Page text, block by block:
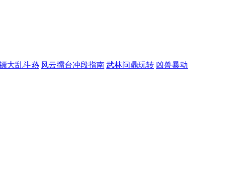
大乱斗热 风云擂台冲段指南 武林问鼎玩转 凶兽暴动